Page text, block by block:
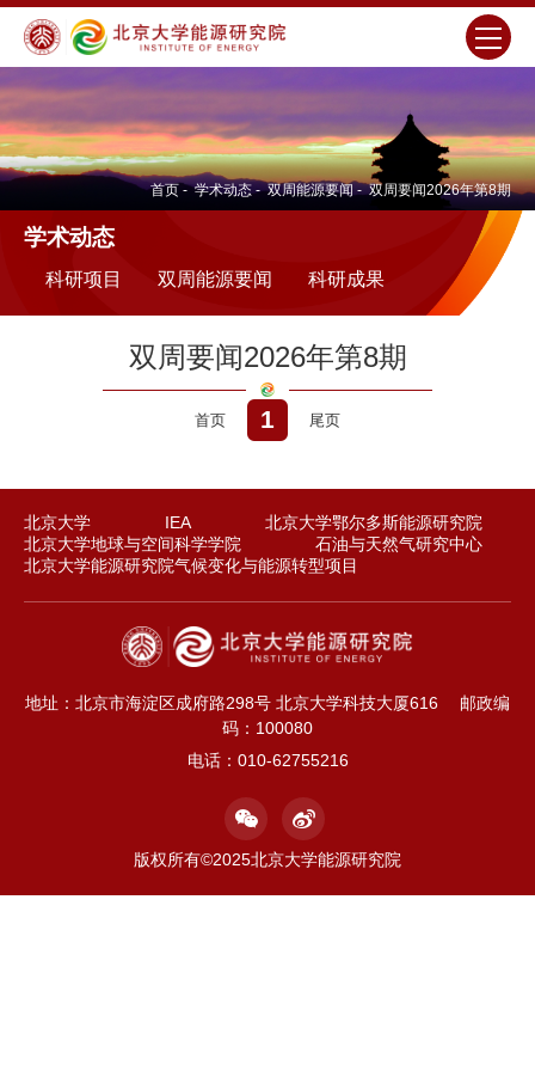
首页 - 学术动态 - 双周能源要闻 - 双周要闻2026年第8期
学术动态
科研项目 双周能源要闻 科研成果
双周要闻2026年第8期
首页 1 尾页
北京大学 IEA
北京大学鄂尔多斯能源研究院
北京大学地球与空间科学学院
石油与天然气研究中心
北京大学能源研究院气候变化与能源转型项目
地址：北京市海淀区成府路298号 北京大学科技大厦616
邮政编
码：100080
电话：010-62755216
版权所有©2025北京大学能源研究院